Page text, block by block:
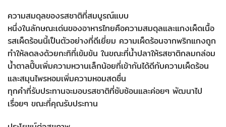
ความสมดุลของรสชาติที่สมบูรณ์แบบ
หนึ่งในลักษณะเด่นของอาหารไทยคือความสมดุลและแกงเผ็ดเนื้อ
รสเผ็ดร้อนนี้เป็นตัวอย่างที่ดีเยี่ยม ความเผ็ดร้อนจากพริกแกงถูก
ทำให้ลดลงด้วยกะทิที่เข้มข้น ในขณะที่น้ำปลาให้รสชาติกลมกล่อม
น้ำตาลปี๊บเพิ่มความหวานเล็กน้อยที่เข้ากันได้ดีกับความเผ็ดร้อน
และสมุนไพรหอมเพิ่มความหอมสดชื่น
ทุกคำที่รับประทานจะมอบรสชาติที่ซับซ้อนและค่อยๆ พัฒนาไป
เรื่อยๆ ขณะที่คุณรับประทาน